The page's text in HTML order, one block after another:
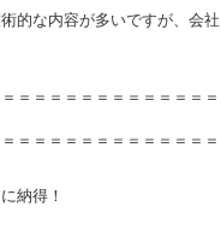
的な内容が多いですが、会社
＝＝＝＝＝＝＝＝＝＝＝＝＝
＝＝＝＝＝＝＝＝＝＝＝＝＝
納得！